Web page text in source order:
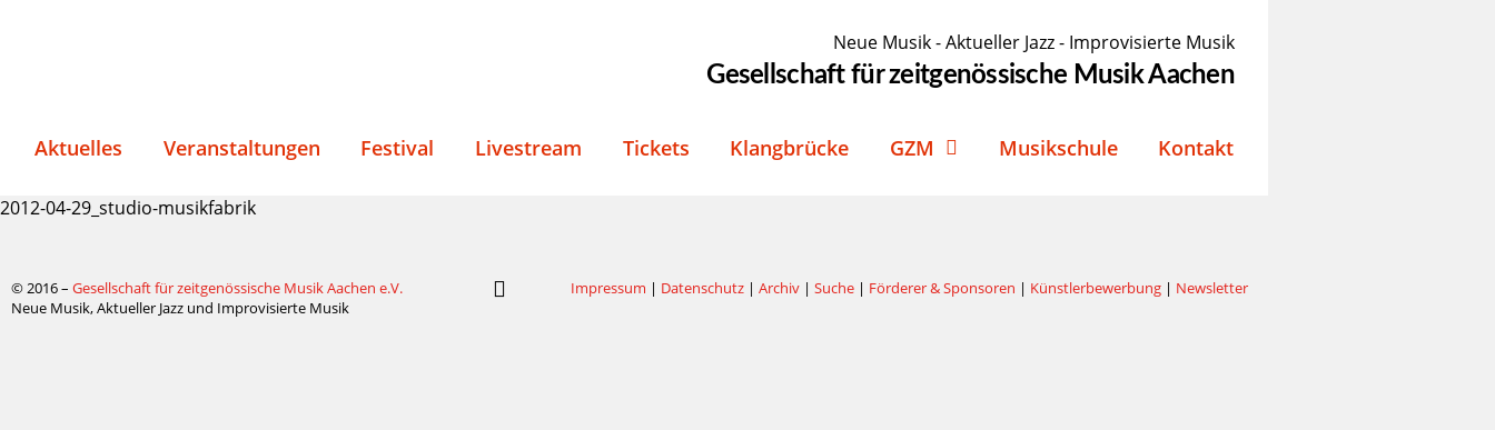
Neue Musik - Aktueller Jazz - Improvisierte Musik
Gesellschaft für zeitgenössische Musik Aachen
Aktuelles Veranstaltungen Festival Livestream Tickets Klangbrücke GZM Musikschule Kontakt
2012-04-29_studio-musikfabrik
© 2016 – Gesellschaft für zeitgenössische Musik Aachen e.V.
Neue Musik, Aktueller Jazz und Improvisierte Musik
Impressum | Datenschutz |Archiv |Suche | Förderer & Sponsoren | Künstlerbewerbung | Newsletter